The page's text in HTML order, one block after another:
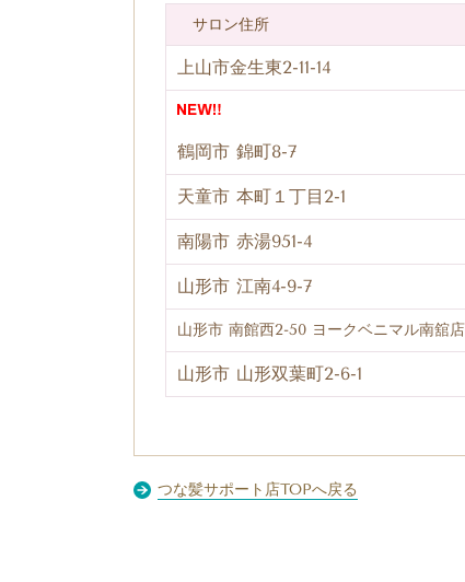
サロン住所
上山市金生東2-11-14
鶴岡市 錦町8-7
天童市 本町１丁目2-1
南陽市 赤湯951-4
山形市 江南4-9-7
山形市 南館西2-50 ヨークベニマル南舘
山形市 山形双葉町2-6-1
つな髪サポート店TOPへ戻る